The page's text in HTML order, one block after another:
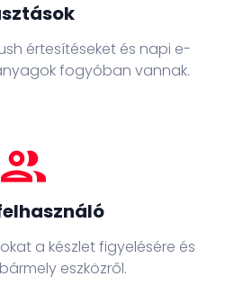
értesítéseket és napi e-
fogyóban vannak.
people
a készlet figyelésére és
eszközről.